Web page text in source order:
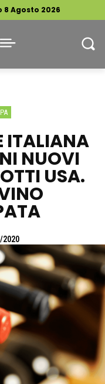
8 Agosto 2026
ITALIANA
NUOVI
USA.
2020